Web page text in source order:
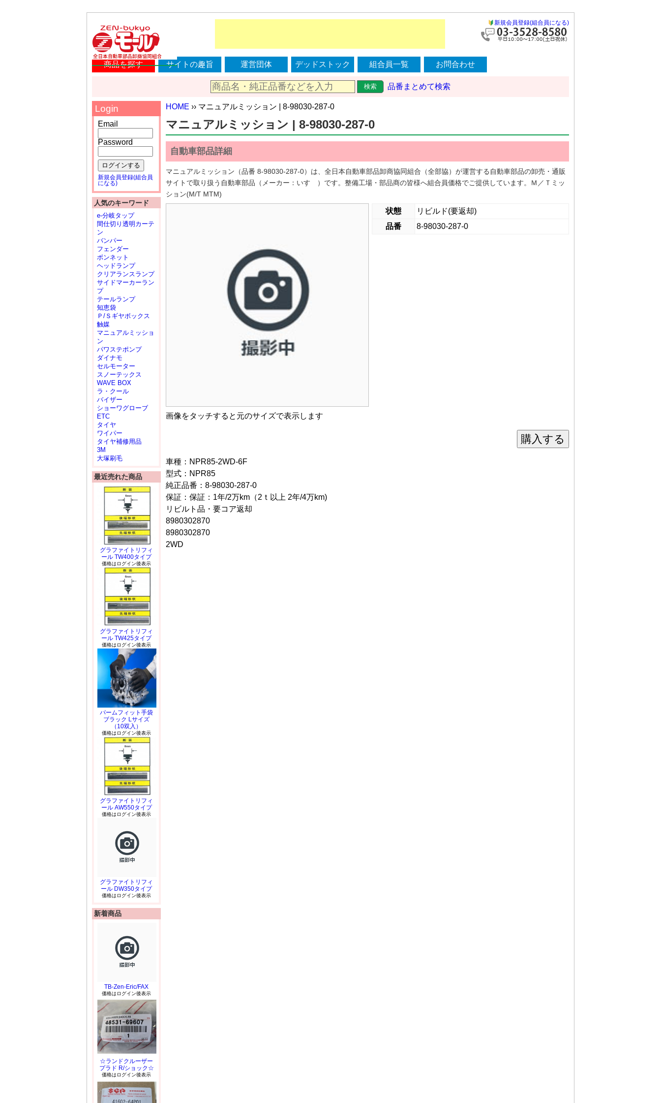
新規会員登録(組合員になる)
商品を探す サイトの趣旨 運営団体 デッドストック 組合員一覧 お問合わせ
検索 品番まとめて検索
HOME ›› マニュアルミッション | 8-98030-287-0
マニュアルミッション | 8-98030-287-0
自動車部品詳細
マニュアルミッション（品番 8-98030-287-0）は、全日本自動車部品卸商協同組合（全部協）が運営する自動車部品の卸売・通販
サイトで取り扱う自動車部品（メーカー：いすゞ）です。整備工場・部品商の皆様へ組合員価格でご提供しています。Ｍ／Ｔミッ
ション(M/T MTM)
画像をタッチすると元のサイズで表示します
状態
リビルド(要返却)
品番
8-98030-287-0
購入する
車種：NPR85-2WD-6F
型式：NPR85
純正品番：8-98030-287-0
保証：保証：1年/2万km（2ｔ以上 2年/4万km)
リビルト品・要コア返却
8980302870
8980302870
2WD
Login
Email
Password
ログインする
新規会員登録(組合員
になる)
人気のキーワード
e-分岐タップ
間仕切り透明カーテ
ン
バンパー
フェンダー
ボンネット
ヘッドランプ
クリアランスランプ
サイドマーカーラン
プ
テールランプ
知恵袋
Ｐ/Ｓギヤボックス
触媒
マニュアルミッショ
ン
パワステポンプ
ダイナモ
セルモーター
スノーテックス
WAVE BOX
ラ・クール
バイザー
ショーワグローブ
ETC
タイヤ
ワイパー
タイヤ補修用品
3M
大塚刷毛
最近売れた商品
グラファイトリフィ
ール TW400タイプ
価格はログイン後表示
グラファイトリフィ
ール TW425タイプ
価格はログイン後表示
パームフィット手袋
ブラック Lサイズ
（10双入）
価格はログイン後表示
グラファイトリフィ
ール AW550タイプ
価格はログイン後表示
グラファイトリフィ
ール DW350タイプ
価格はログイン後表示
新着商品
TB-Zen-Eric/FAX
価格はログイン後表示
☆ランドクルーザー
プラド R/ショック☆
価格はログイン後表示